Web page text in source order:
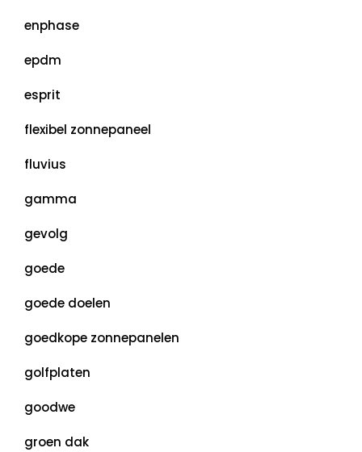
enphase
epdm
esprit
flexibel zonnepaneel
fluvius
gamma
gevolg
goede
goede doelen
goedkope zonnepanelen
golfplaten
goodwe
groen dak